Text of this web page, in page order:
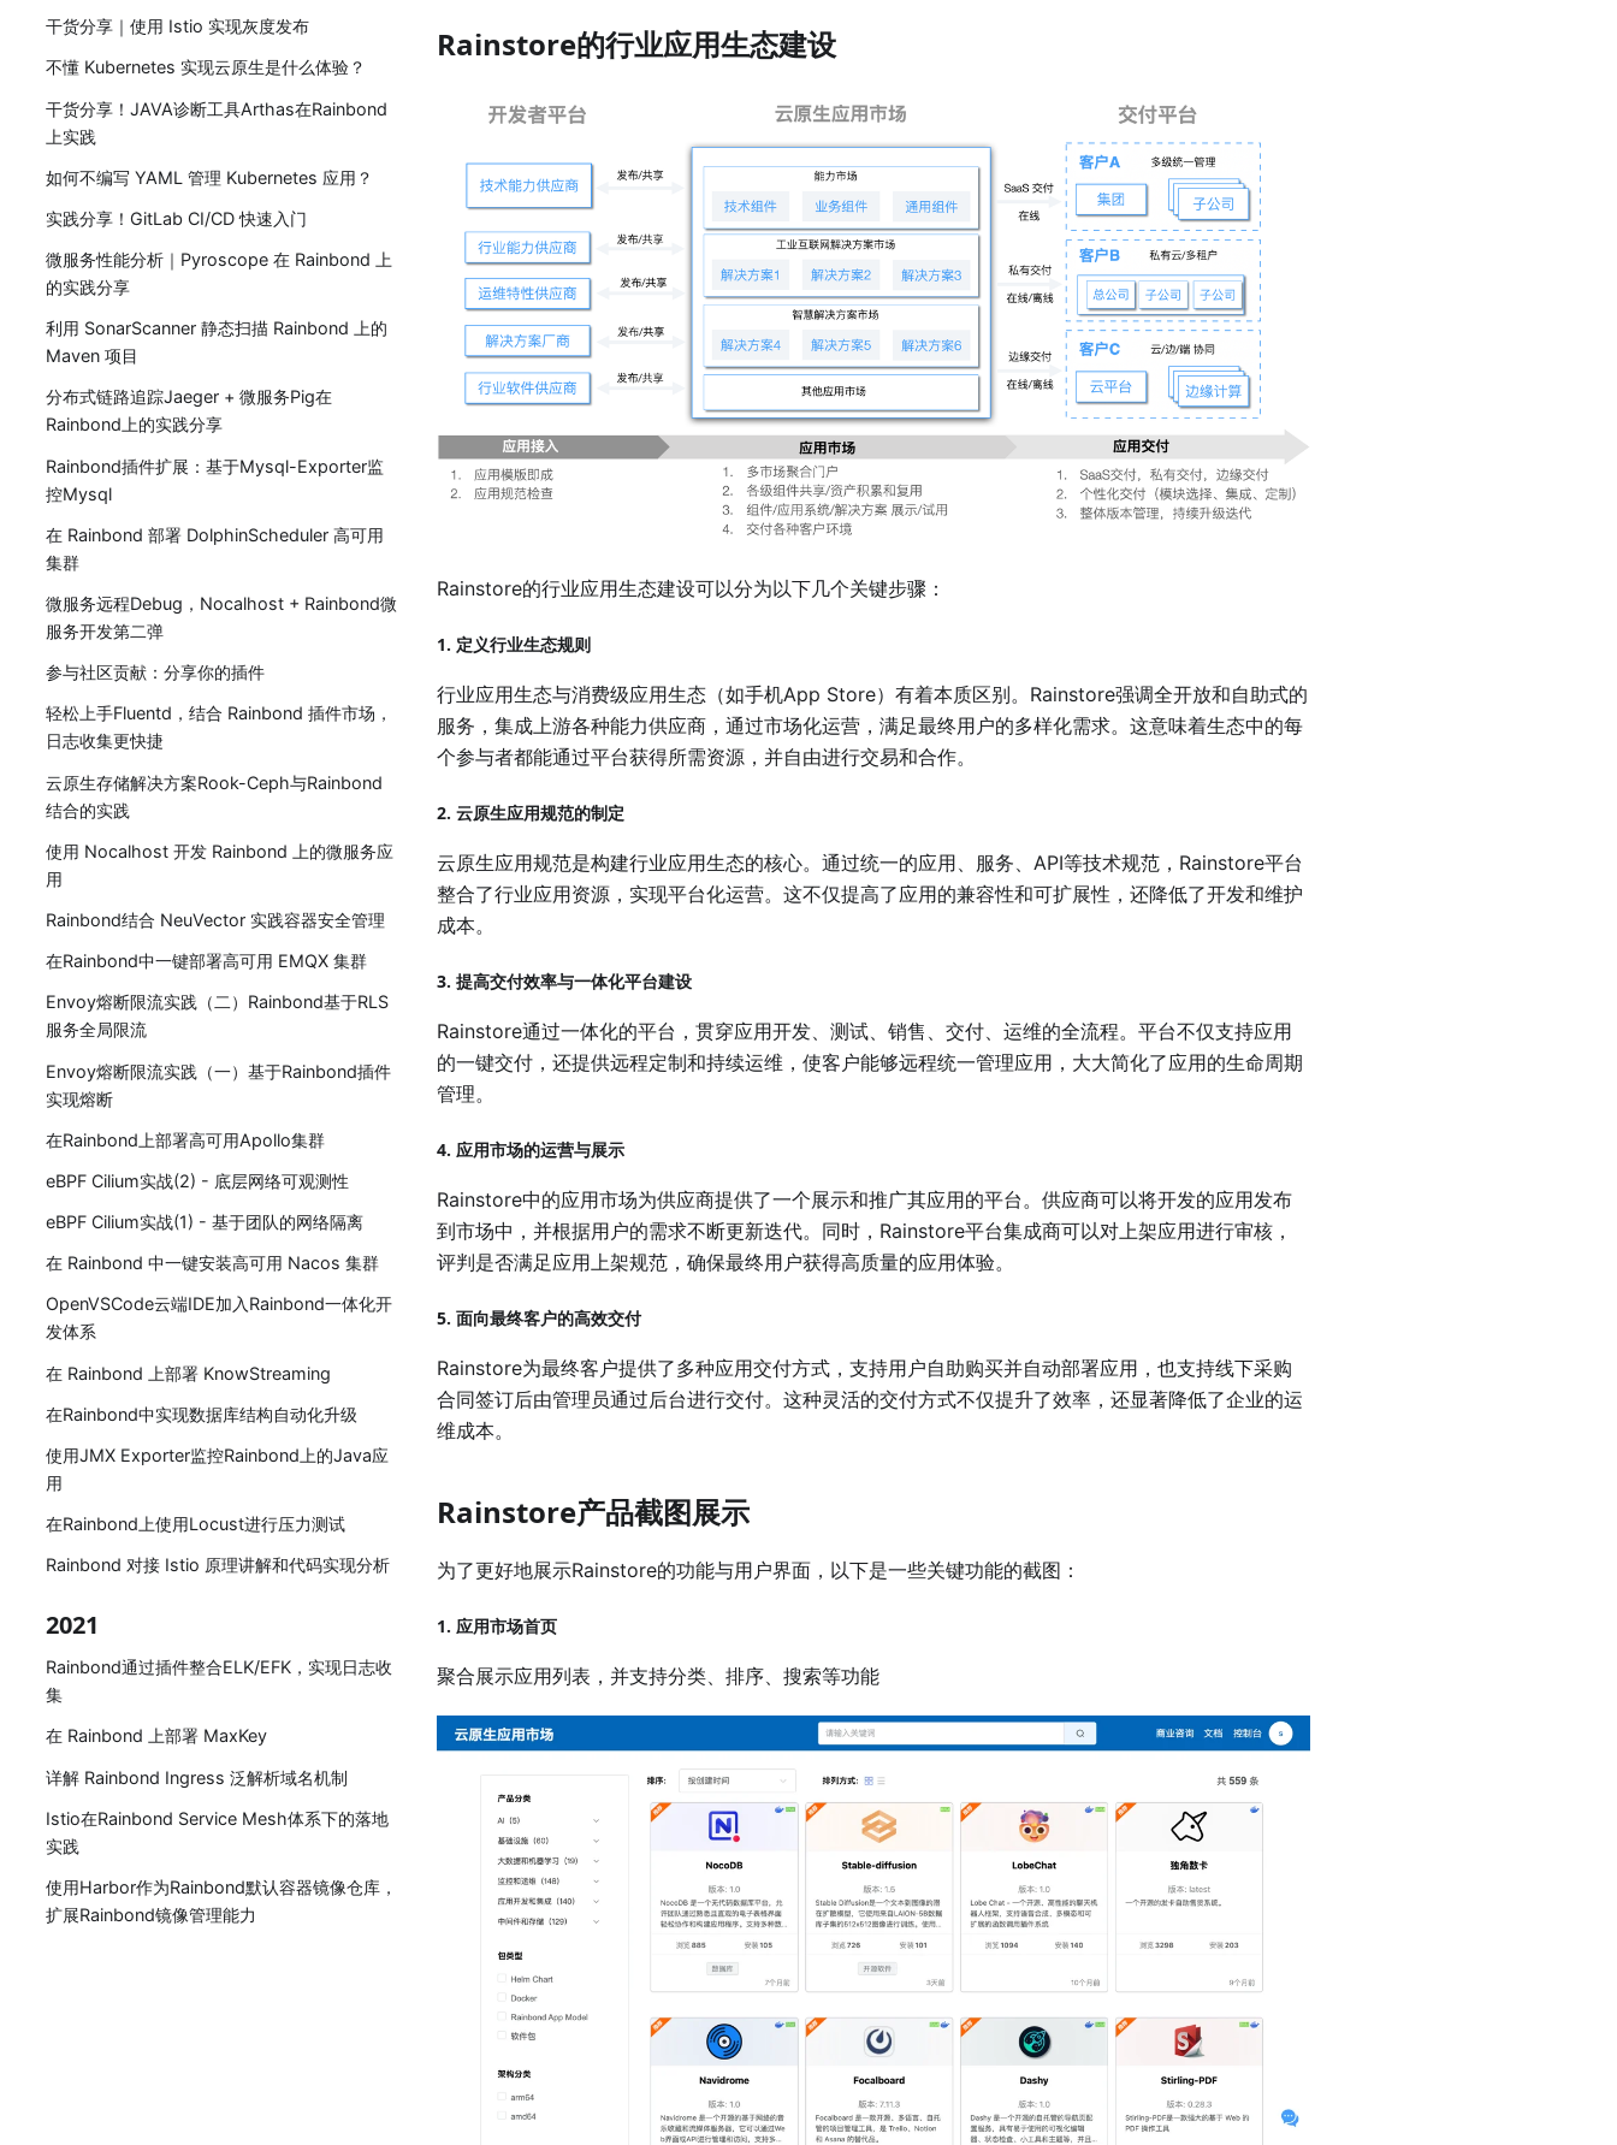
干货分享｜使用 Istio 实现灰度发布
不懂 Kubernetes 实现云原生是什么体验？
干货分享！JAVA诊断工具Arthas在Rainbond
上实践
如何不编写 YAML 管理 Kubernetes 应用？
实践分享！GitLab CI/CD 快速入门
微服务性能分析｜Pyroscope 在 Rainbond 上
的实践分享
利用 SonarScanner 静态扫描 Rainbond 上的
Maven 项目
分布式链路追踪Jaeger + 微服务Pig在
Rainbond上的实践分享
Rainbond插件扩展：基于Mysql-Exporter监
控Mysql
在 Rainbond 部署 DolphinScheduler 高可用
集群
微服务远程Debug，Nocalhost + Rainbond微
服务开发第二弹
参与社区贡献：分享你的插件
轻松上手Fluentd，结合 Rainbond 插件市场，
日志收集更快捷
云原生存储解决方案Rook-Ceph与Rainbond
结合的实践
使用 Nocalhost 开发 Rainbond 上的微服务应
用
Rainbond结合 NeuVector 实践容器安全管理
在Rainbond中一键部署高可用 EMQX 集群
Envoy熔断限流实践（二）Rainbond基于RLS
服务全局限流
Envoy熔断限流实践（一）基于Rainbond插件
实现熔断
在Rainbond上部署高可用Apollo集群
eBPF Cilium实战(2) - 底层网络可观测性
eBPF Cilium实战(1) - 基于团队的网络隔离
在 Rainbond 中一键安装高可用 Nacos 集群
OpenVSCode云端IDE加入Rainbond一体化开
发体系
在 Rainbond 上部署 KnowStreaming
在Rainbond中实现数据库结构自动化升级
使用JMX Exporter监控Rainbond上的Java应
用
在Rainbond上使用Locust进行压力测试
Rainbond 对接 Istio 原理讲解和代码实现分析
2021
Rainbond通过插件整合ELK/EFK，实现日志收
集
在 Rainbond 上部署 MaxKey
详解 Rainbond Ingress 泛解析域名机制
Istio在Rainbond Service Mesh体系下的落地
实践
使用Harbor作为Rainbond默认容器镜像仓库，
扩展Rainbond镜像管理能力
Rainstore的行业应用生态建设
Rainstore的行业应用生态建设可以分为以下几个关键步骤：
1. 定义行业生态规则
行业应用生态与消费级应用生态（如手机App Store）有着本质区别。Rainstore强调全开放和自助式的
服务，集成上游各种能力供应商，通过市场化运营，满足最终用户的多样化需求。这意味着生态中的每
个参与者都能通过平台获得所需资源，并自由进行交易和合作。
2. 云原生应用规范的制定
云原生应用规范是构建行业应用生态的核心。通过统一的应用、服务、API等技术规范，Rainstore平台
整合了行业应用资源，实现平台化运营。这不仅提高了应用的兼容性和可扩展性，还降低了开发和维护
成本。
3. 提高交付效率与一体化平台建设
Rainstore通过一体化的平台，贯穿应用开发、测试、销售、交付、运维的全流程。平台不仅支持应用
的一键交付，还提供远程定制和持续运维，使客户能够远程统一管理应用，大大简化了应用的生命周期
管理。
4. 应用市场的运营与展示
Rainstore中的应用市场为供应商提供了一个展示和推广其应用的平台。供应商可以将开发的应用发布
到市场中，并根据用户的需求不断更新迭代。同时，Rainstore平台集成商可以对上架应用进行审核，
评判是否满足应用上架规范，确保最终用户获得高质量的应用体验。
5. 面向最终客户的高效交付
Rainstore为最终客户提供了多种应用交付方式，支持用户自助购买并自动部署应用，也支持线下采购
合同签订后由管理员通过后台进行交付。这种灵活的交付方式不仅提升了效率，还显著降低了企业的运
维成本。
Rainstore产品截图展示
为了更好地展示Rainstore的功能与用户界面，以下是一些关键功能的截图：
1. 应用市场首页
聚合展示应用列表，并支持分类、排序、搜索等功能